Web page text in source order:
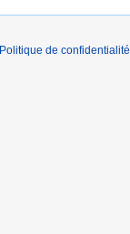
Politique de confidentialité